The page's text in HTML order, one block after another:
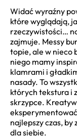
Widać wyraźny
które wyglądają,
rzeczywistości…
zajmuje. Messy
topie, ale w nieco
niego mamy
klamrami i
nasady. To
których tekstura i
skrzypce.
najlepszy czas,
dla siebie.